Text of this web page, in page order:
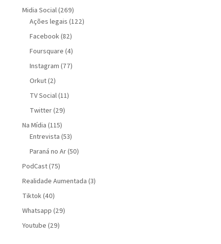
Midia Social(269)
Ações legais (122)
Facebook(82)
Foursquare (4)
Instagram (77)
Orkut(2)
TV Social(11)
Twitter(29)
Na Mídia (115)
Entrevista (53)
Paraná no Ar(50)
PodCast(75)
Realidade Aumentada (3)
Tiktok(40)
Whatsapp (29)
Youtube (29)